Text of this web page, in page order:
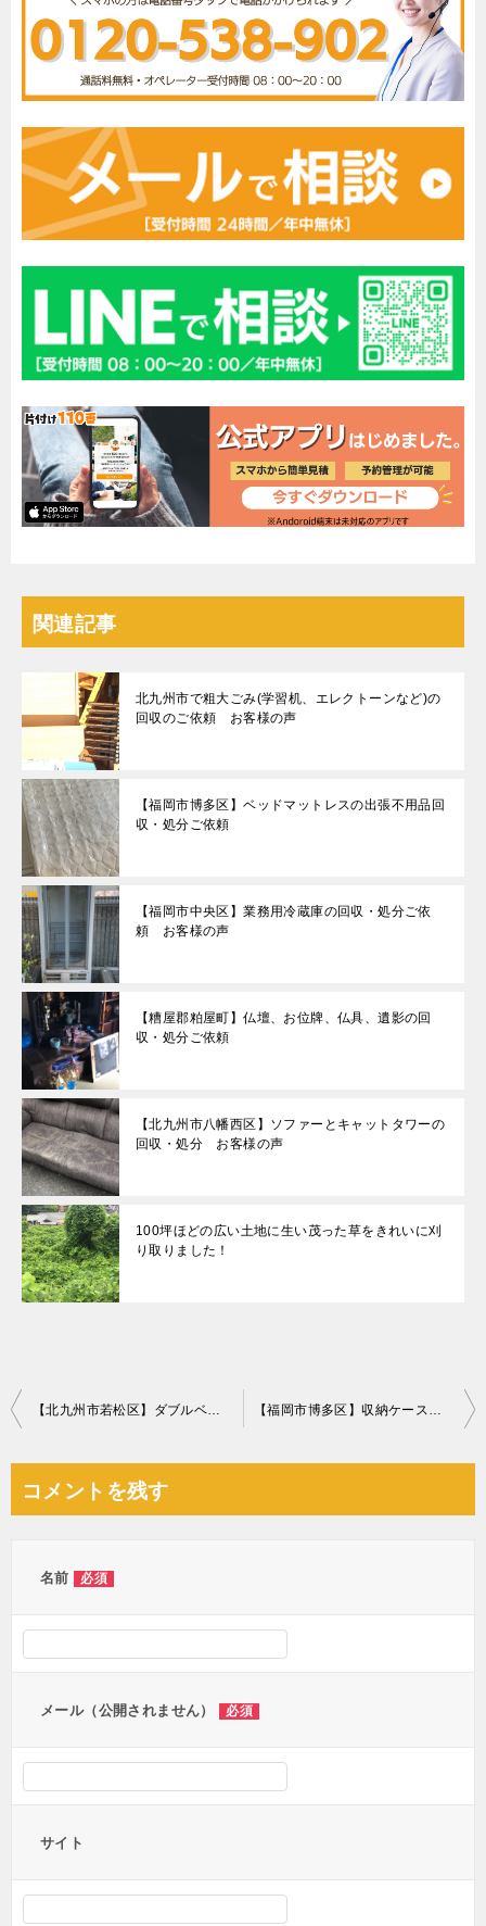
関連記事
北九州市で粗大ごみ(学習机、エレクトーンなど)の
回収のご依頼 お客様の声
【福岡市博多区】ベッドマットレスの出張不用品回
収・処分ご依頼
【福岡市中央区】業務用冷蔵庫の回収・処分ご依
頼 お客様の声
【糟屋郡粕屋町】仏壇、お位牌、仏具、遺影の回
収・処分ご依頼
【北九州市八幡西区】ソファーとキャットタワーの
回収・処分 お客様の声
100坪ほどの広い土地に生い茂った草をきれいに刈
り取りました！
投
ビ
【北九州市若松区】ダブルベッドフレームとマットレスの回収・処分 お客様の声 【福岡市博多区】収納ケース、ポリタンク、ポリッシャー等の回収・処分 お客様の声
コメントを残す
名前 必須
メール（公開されません） 必須
サイト